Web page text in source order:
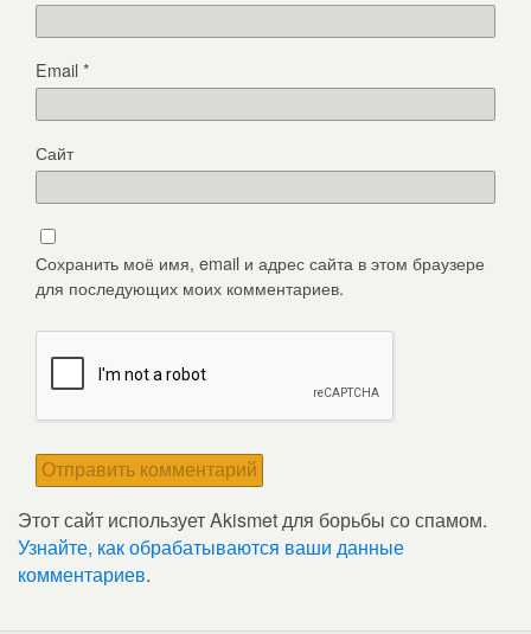
Email*
Сайт
Сохранить моё имя, email и адрес сайта в этом браузере
для последующих моих комментариев.
Этот сайт использует Akismet для борьбы со спамом.
Узнайте, как обрабатываются ваши данные
комментариев.